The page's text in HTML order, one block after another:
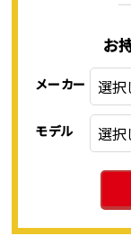
お
メーカー
モデル